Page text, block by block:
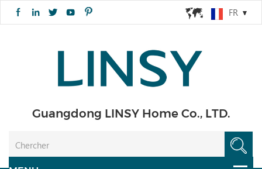
FR
Guangdong LINSY Home Co., LTD.